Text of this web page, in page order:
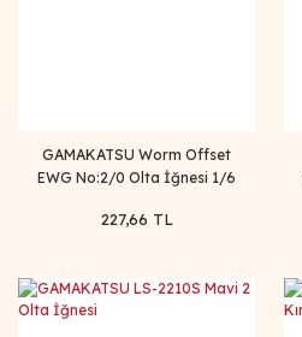
GAMAKATSU Worm Offset
EWG No:2/0 Olta İğnesi 1/6
227,66 TL